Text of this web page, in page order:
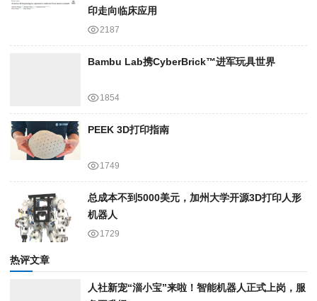
印走向临床应用
2187
Bambu Lab携Cyber​​Brick™进军玩具世界
1854
PEEK 3D打印指南
1749
总成本不到5000美元，加州大学开源3D打印人形
机器人
1729
热评文章
人社新宠“淄小宝”来啦！智能机器人正式上岗，服